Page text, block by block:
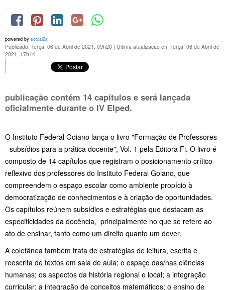
powered by social2s
Publicado: Terça, 06 de Abril de 2021, 09h20 | Última atualização em Terça, 06 de Abril de
2021, 17h14
publicação contém 14 capítulos e será lançada
oficialmente durante o IV Elped.
O Instituto Federal Goiano lança o livro "Formação de Professores
- subsídios para a prática docente", Vol. 1 pela Editora Fi. O livro é
composto de 14 capítulos que registram o posicionamento crítico-
reflexivo dos professores do Instituto Federal Goiano, que
compreendem o espaço escolar como ambiente propício à
democratização de conhecimentos e à criação de oportunidades.
Os capítulos reúnem subsídios e estratégias que destacam as
especificidades da docência, principalmente no que se refere ao
ato de ensinar, tanto como um direito quanto um dever.
A coletânea também trata de estratégias de leitura, escrita e
reescrita de textos em sala de aula; o espaço das/nas ciências
humanas; os aspectos da história regional e local; a integração
curricular; a integração de conceitos matemáticos; o ensino de